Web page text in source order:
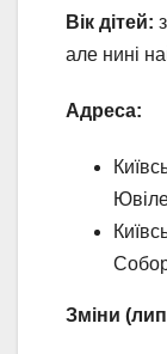
Вік дітей:
але нині
Адреса:
Зміни